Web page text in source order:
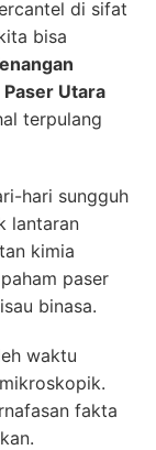
di sifat
bisa
Utara
terpulang
hari sungguh
lantaran
kimia
paser
binasa.
waktu
fakta